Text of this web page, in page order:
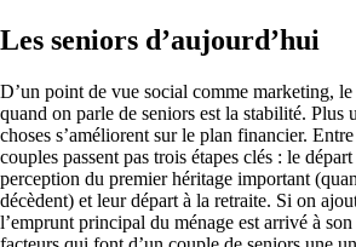
Les seniors d’aujourd’hui
D’un point de vue social comme marketing,
quand on parle de seniors est la stabilité.
choses s’améliorent sur le plan financier.
couples passent pas trois étapes clés : le
perception du premier héritage important
décèdent) et leur départ à la retraite. Si on
l’emprunt principal du ménage est arrivé à